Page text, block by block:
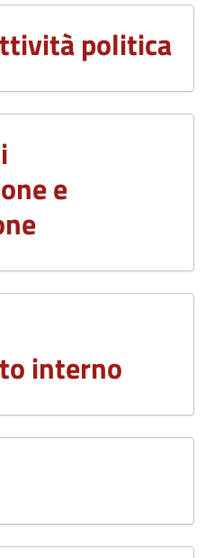
politica
e
interno